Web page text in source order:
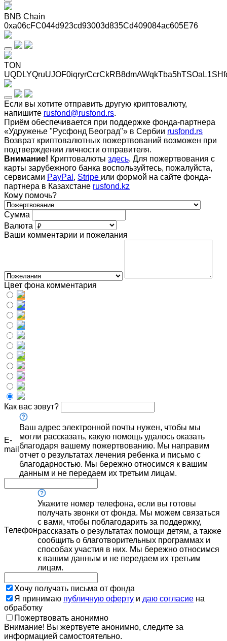
BNB Chain
0xa06cFC044d923cd93003d835Cd409084ac605E76
TON
Если вы хотите отправить другую криптовалюту,
напишите rusfond@rusfond.rs.
Приём обеспечивается при поддержке фонда-партнера
«Удружење "Русфонд Београд"» в Сербии rusfond.rs
Возврат криптовалютных пожертвований возможен при
подтверждении личности отправителя.
Внимание! Криптовалюты здесь. Для пожертвования с
карты зарубежного банка воспользуйтесь, пожалуйста,
сервисами PayPal , Stripe или формой на сайте фонда-
партнера в Казахстане rusfond.kz
Кому помочь?
Сумма
Валюта
Ваши комментарии и пожелания
Цвет фона комментария
Как вас зовут?
E-
mail
Ваш адрес электронной почты нужен, чтобы мы
могли рассказать, какую помощь удалось оказать
благодаря вашему пожертвованию. Мы направим
отчет о результатах лечения ребенка и письмо с
благодарностью. Мы бережно относимся к вашим
данным и не передаем их третьим лицам.
Телефон
Укажите номер телефона, если вы готовы
получать звонки от фонда. Мы можем связаться
с вами, чтобы поблагодарить за поддержку,
рассказать о результатах помощи детям, а также
сообщить о благотворительных программах и
способах участия в них. Мы бережно относимся
к вашим данным и не передаем их третьим
лицам.
Хочу получать письма от фонда
Я принимаю публичную оферту и даю согласие на
обработку
Пожертвовать анонимно
Внимание! Вы жертвуете анонимно, следите за
информацией самостоятельно.